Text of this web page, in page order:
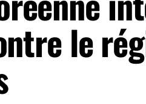
le